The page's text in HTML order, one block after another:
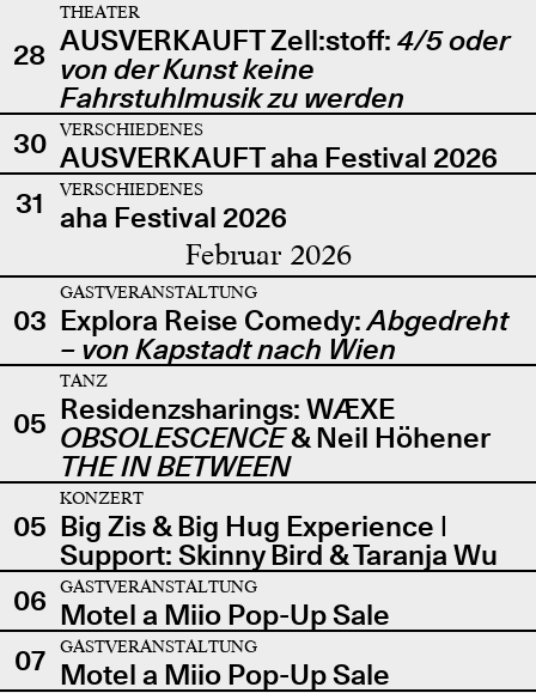
28
THEATER
AUSVERKAUFT Zell:stoff: 4/5 oder
von der Kunst keine
Fahrstuhlmusik zu werden
30
VERSCHIEDENES
AUSVERKAUFT aha Festival 2026
31
VERSCHIEDENES
aha Festival 2026
Februar 2026
03
GASTVERANSTALTUNG
Explora Reise Comedy:Abgedreht
– von Kapstadt nach Wien
05
TANZ
Residenzsharings: WÆXE
OBSOLESCENCE& Neil Höhener
THE IN BETWEEN
05
KONZERT
Big Zis & Big Hug Experience |
Support: Skinny Bird & Taranja Wu
06
GASTVERANSTALTUNG
Motel a Miio Pop-Up Sale
07
GASTVERANSTALTUNG
Motel a Miio Pop-Up Sale